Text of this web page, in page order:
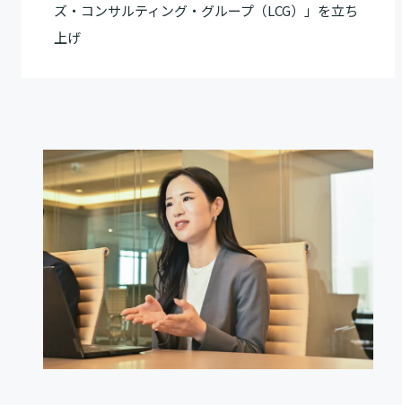
ズ・コンサルティング・グループ（LCG）」を立ち
上げ